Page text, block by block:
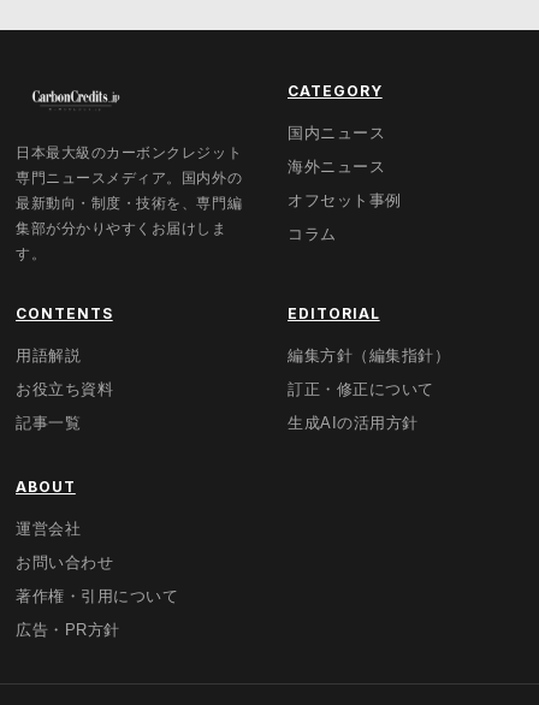
日本最大級のカーボンクレジット
専門ニュースメディア。国内外の
最新動向・制度・技術を、専門編
集部が分かりやすくお届けしま
す。
CATEGORY
国内ニュース
海外ニュース
オフセット事例
コラム
CONTENTS
用語解説
お役立ち資料
記事一覧
EDITORIAL
編集方針（編集指針）
訂正・修正について
生成AIの活用方針
ABOUT
運営会社
お問い合わせ
著作権・引用について
広告・PR方針